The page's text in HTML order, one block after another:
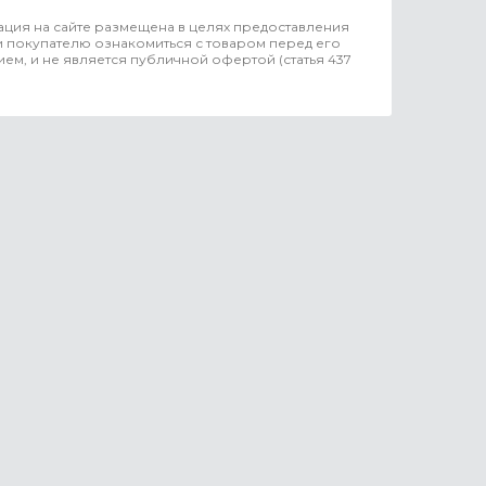
на сайте размещена в целях предоставления
покупателю ознакомиться с товаром перед его
и не является публичной офертой (статья 437